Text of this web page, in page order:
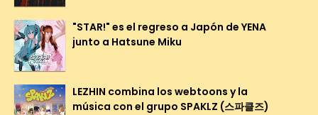
"STAR!" es el regreso a Japón de YENA
junto a Hatsune Miku
LEZHIN combina los webtoons y la
música con el grupo SPAKLZ (스파클즈)